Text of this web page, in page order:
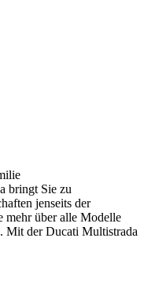
bringt Sie zu
jenseits der
mehr über alle Modelle
Mit der Ducati Multistrada